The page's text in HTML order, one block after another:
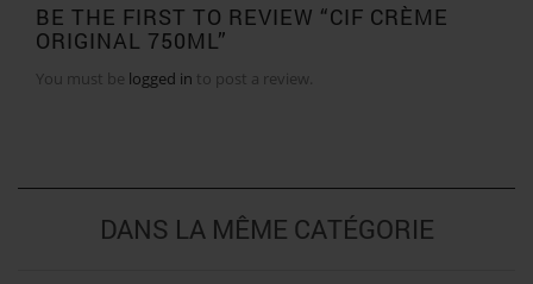
BE THE FIRST TO REVIEW “CIF CRÈME
ORIGINAL 750ML”
You must be logged in to post a review.
DANS LA MÊME CATÉGORIE